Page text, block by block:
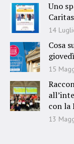
Uno
14
Cosa
15
con la
13